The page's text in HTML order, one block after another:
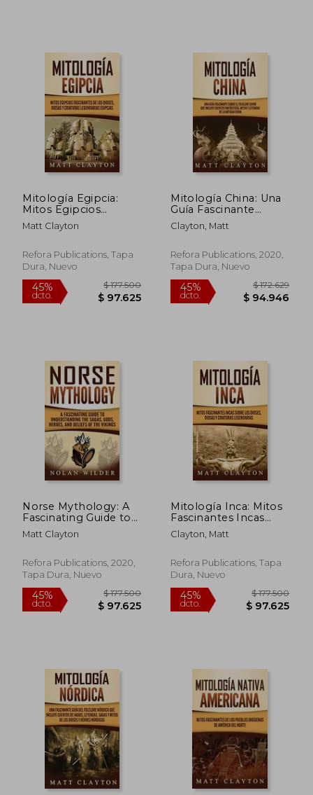
45%
dcto. $ 68.894
45%
dcto.
45%
dcto.
$ 146.762
$ 80.719
45%
dcto.
Mitología Egipcia:
Mitos Egipcios
Fascinantes de los
Dioses, Diosas y
Egipcias
Matt Clayton
Refora Publications, Tapa
Dura, Nuevo
45% $ 177.500
Mitología China: Una
Guía Fascinante
Sobre el Folklore
Chino que Incluye
Mitos y Leyendas de
la Antigua China
Clayton, Matt
Refora Publications, 2020,
Tapa Dura, Nuevo
45%
Norse Mythology: A
Fascinating Guide to
Understanding the
Sagas, Gods, Heroes,
Vikings (en Inglés)
Matt Clayton
Refora Publications, 2020,
Tapa Dura, Nuevo
Mitología Inca: Mitos
Fascinantes Incas
Sobre los Dioses,
Diosas y Criaturas
Clayton, Matt
Refora Publications, Tapa
Dura, Nuevo